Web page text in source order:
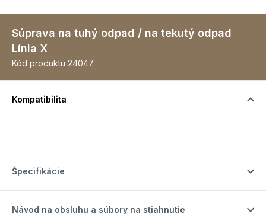
Súprava na tuhý odpad / na tekutý odpad
Línia X
Kód produktu 24047
Kompatibilita
Špecifikácie
Návod na obsluhu a súbory na stiahnutie